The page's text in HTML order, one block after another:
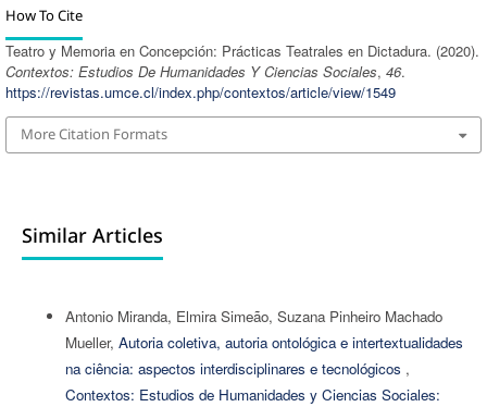
How To Cite
Teatro y Memoria en Concepción: Prácticas Teatrales en Dictadura. (2020).
Contextos: Estudios De Humanidades Y Ciencias Sociales, 46.
https://revistas.umce.cl/index.php/contextos/article/view/1549
More Citation Formats
Similar Articles
Antonio Miranda, Elmira Simeão, Suzana Pinheiro Machado
Mueller, Autoria coletiva, autoria ontológica e intertextualidades
na ciência: aspectos interdisciplinares e tecnológicos ,
Contextos: Estudios de Humanidades y Ciencias Sociales: